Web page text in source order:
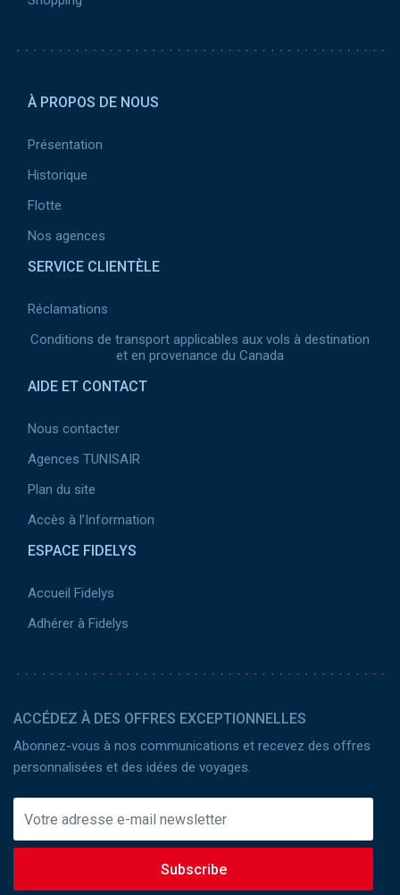
À PROPOS DE NOUS
Présentation
Historique
Flotte
Nos agences
SERVICE CLIENTÈLE
Réclamations
Conditions de transport applicables aux vols à destination
et en provenance du Canada
AIDE ET CONTACT
Nous contacter
Agences TUNISAIR
Plan du site
Accès à l’Information
ESPACE FIDELYS
Accueil Fidelys
Adhérer à Fidelys
ACCÉDEZ À DES OFFRES EXCEPTIONNELLES
Abonnez-vous à nos communications et recevez des offres
personnalisées et des idées de voyages.
Subscribe